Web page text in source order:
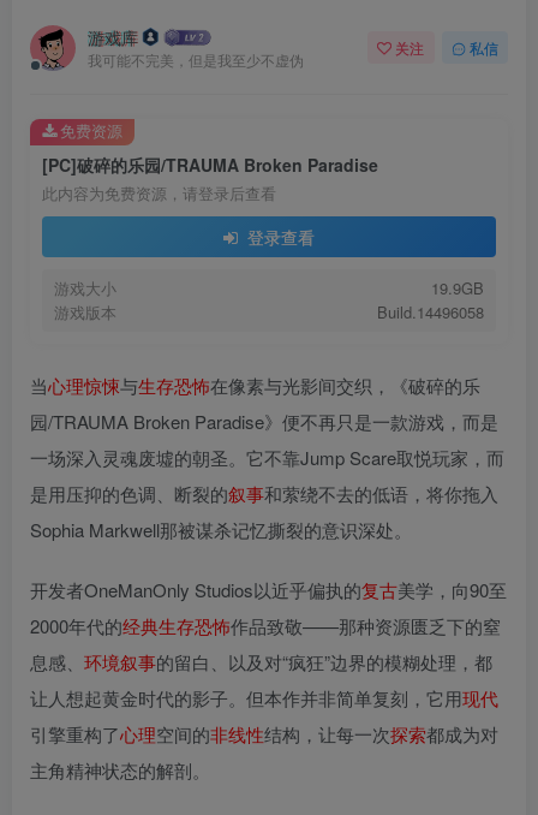
游戏库
我可能不完美，但是我至少不虚伪
关注 私信
[PC]破碎的乐园/TRAUMA Broken Paradise
此内容为免费资源，请登录后查看
登录查看
游戏大小
19.9GB
游戏版本
Build.14496058
免费资源
当心理惊悚与生存恐怖在像素与光影间交织，《破碎的乐
园/TRAUMA Broken Paradise》便不再只是一款游戏，而是
一场深入灵魂废墟的朝圣。它不靠Jump Scare取悦玩家，而
是用压抑的色调、断裂的叙事和萦绕不去的低语，将你拖入
Sophia Markwell那被谋杀记忆撕裂的意识深处。
开发者OneManOnly Studios以近乎偏执的复古美学，向90至
2000年代的经典生存恐怖作品致敬——那种资源匮乏下的窒
息感、 环境叙事的留白、以及对“疯狂”边界的模糊处理，都
让人想起黄金时代的影子。但本作并非简单复刻，它用现代
引擎重构了心理空间的非线性结构，让每一次探索都成为对
主角精神状态的解剖。